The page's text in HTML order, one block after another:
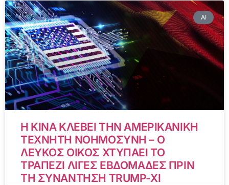
AI
Η ΚΙΝΑ ΚΛΕΒΕΙ ΤΗΝ ΑΜΕΡΙΚΑΝΙΚΗ
ΤΕΧΝΗΤΗ ΝΟΗΜΟΣΥΝΗ – Ο
ΛΕΥΚΟΣ ΟΙΚΟΣ ΧΤΥΠΑΕΙ ΤΟ
ΤΡΑΠΕΖΙ ΛΙΓΕΣ ΕΒΔΟΜΑΔΕΣ ΠΡΙΝ
ΤΗ ΣΥΝΑΝΤΗΣΗ TRUMP-XI